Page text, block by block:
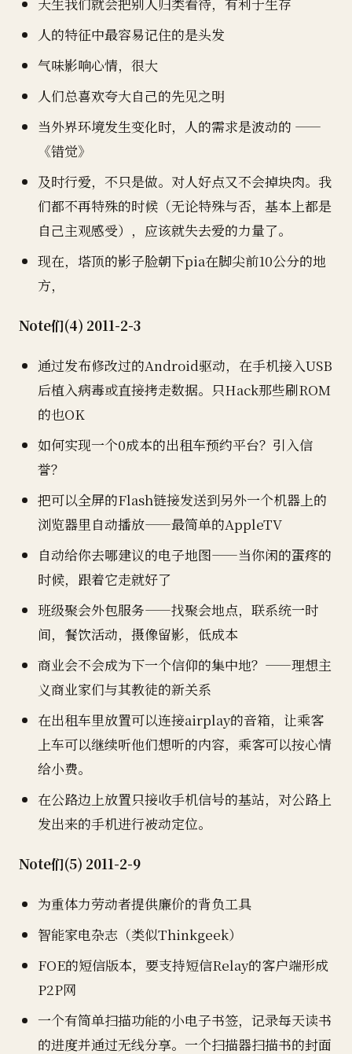
人的特征中最容易记住的是头发
气味影响心情，很大
人们总喜欢夸大自己的先见之明
当外界环境发生变化时，人的需求是波动的 ——
《错觉》
及时行爱，不只是做。对人好点又不会掉块肉。我
们都不再特殊的时候（无论特殊与否，基本上都是
自己主观感受），应该就失去爱的力量了。
现在，塔顶的影子脸朝下pia在脚尖前10公分的地
方，
Note们(4) 2011-2-3
通过发布修改过的Android驱动，在手机接入USB
后植入病毒或直接拷走数据。只Hack那些刷ROM
的也OK
如何实现一个0成本的出租车预约平台？引入信
誉？
把可以全屏的Flash链接发送到另外一个机器上的
浏览器里自动播放——最简单的AppleTV
自动给你去哪建议的电子地图——当你闲的蛋疼的
时候，跟着它走就好了
班级聚会外包服务——找聚会地点，联系统一时
间，餐饮活动，摄像留影，低成本
商业会不会成为下一个信仰的集中地？——理想主
义商业家们与其教徒的新关系
在出租车里放置可以连接airplay的音箱，让乘客
上车可以继续听他们想听的内容，乘客可以按心情
给小费。
在公路边上放置只接收手机信号的基站，对公路上
发出来的手机进行被动定位。
Note们(5) 2011-2-9
为重体力劳动者提供廉价的背负工具
智能家电杂志（类似Thinkgeek）
FOE的短信版本，要支持短信Relay的客户端形成
P2P网
一个有简单扫描功能的小电子书签，记录每天读书
的进度并通过无线分享。一个扫描器扫描书的封面